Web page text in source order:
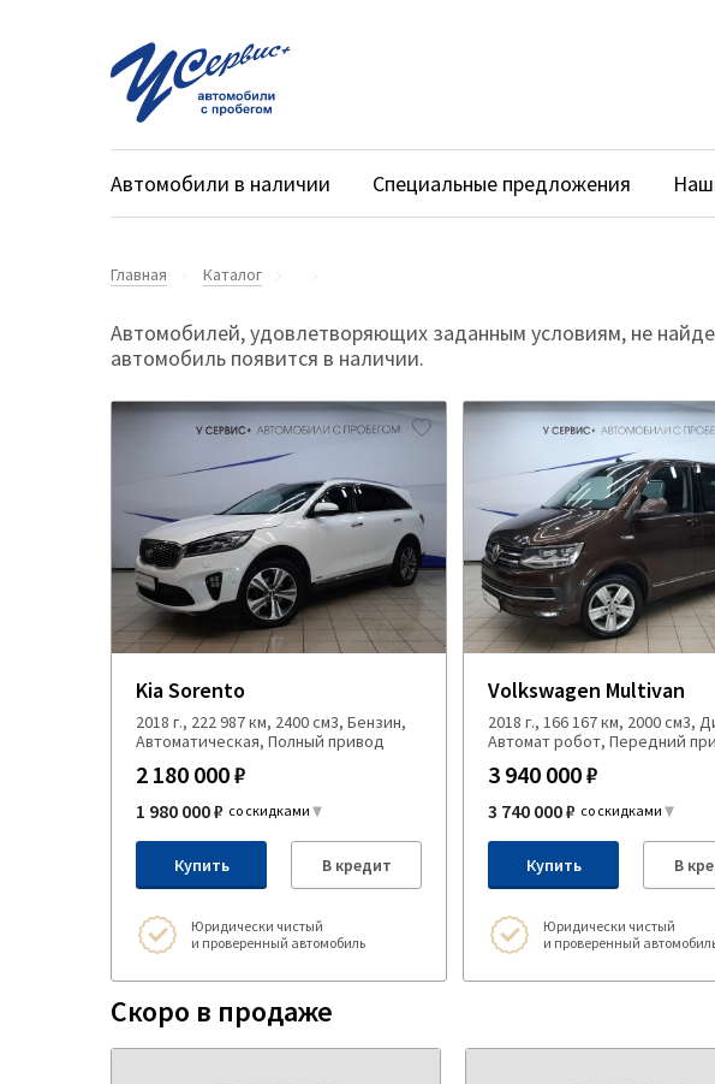
Автомобили в наличии Специальные предложения
Главная Каталог
Автомобилей, удовлетворяющих заданным условиям, не
автомобиль появится в наличии.
Kia Sorento
2018 г., 222 987 км, 2400 см3, Бензин,
Автоматическая, Полный привод
2 180 000 ₽
1 980 000 ₽ со скидками
Купить В кредит
Юридически чистый
и проверенный автомобиль
Volkswagen Multivan
2018 г., 166 167 км, 2000 см3,
Автомат робот, Передний
3 940 000 ₽
3 740 000 ₽ со скидками
Купить В
Юридически чистый
и проверенный
Скоро в продаже